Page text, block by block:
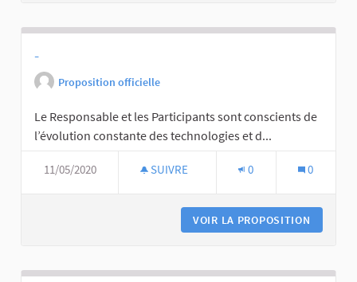
-
Proposition officielle
Le Responsable et les Participants sont conscients de
l’évolution constante des technologies et d...
11/05/2020 SUIVRE 0 0
VOIR LA PROPOSITION